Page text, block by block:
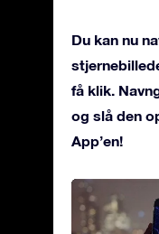
Du kan nu
få klik.
og slå den
App’en!